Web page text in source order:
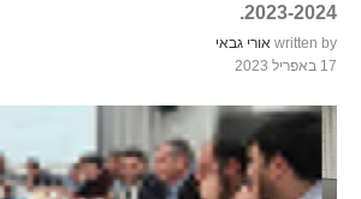
2023-2024.
written by אורי גבאי
17 באפריל 2023